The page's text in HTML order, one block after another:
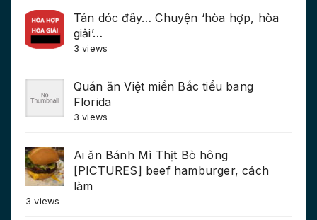
Tán dóc đây… Chuyện ‘hòa hợp, hòa
giải’…
3 views
Quán ăn Việt miền Bắc tiểu bang
Florida
3 views
Ai ăn Bánh Mì Thịt Bò hông
[PICTURES] beef hamburger, cách
làm
3 views